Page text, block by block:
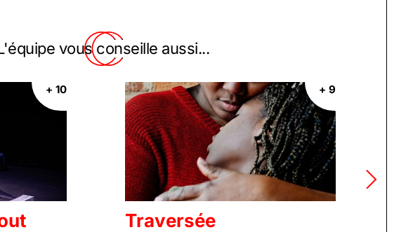
vous conseille aussi...
+ 10 + 9
Traversée